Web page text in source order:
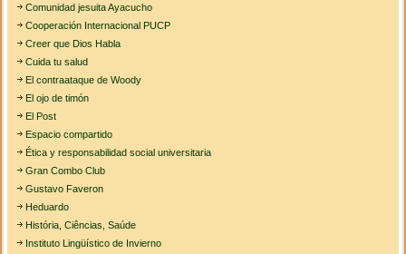
Comunidad jesuita Ayacucho
Cooperación Internacional PUCP
Creer que Dios Habla
Cuida tu salud
El contraataque de Woody
El ojo de timón
El Post
Espacio compartido
Ética y responsabilidad social universitaria
Gran Combo Club
Gustavo Faveron
Heduardo
História, Ciências, Saúde
Instituto Lingüístico de Invierno